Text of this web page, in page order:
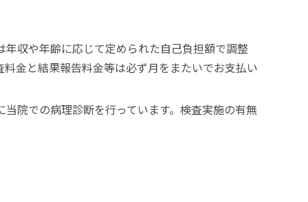
収や年齢に応じて定められた自己負担額で調整
金と結果報告料金等は必ず月をまたいでお支払い
院での病理診断を行っています。検査実施の有無